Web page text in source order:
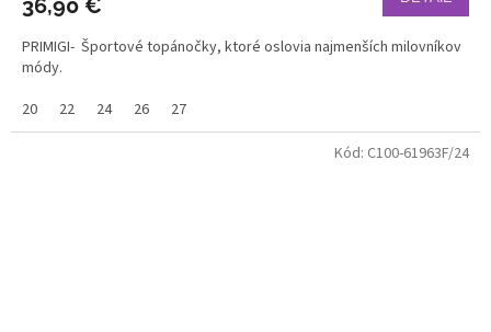
PRIMIGI- Športové topánočky, ktoré oslovia najmenších milovníkov
módy.
20
22 24 26 27
Kód: C100-61963F/24